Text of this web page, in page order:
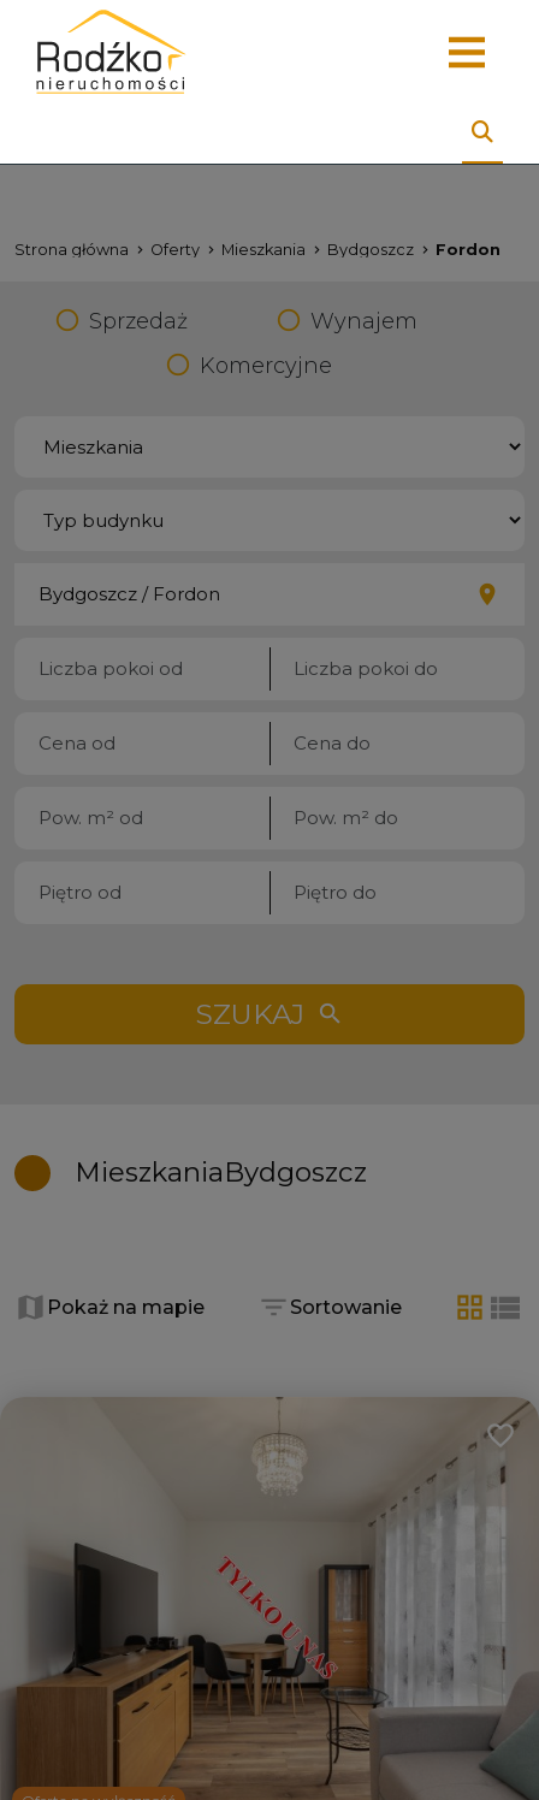
Strona główna Oferty Mieszkania Bydgoszcz Fordon
Sprzedaż
Wynajem
Komercyjne
SZUKAJ
MieszkaniaBydgoszcz
−
Pokaż na mapie Sortowanie
tabela